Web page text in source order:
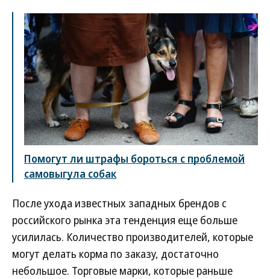
Помогут ли штрафы бороться с проблемой
самовыгула собак
После ухода известных западных брендов с
российского рынка эта тенденция еще больше
усилилась. Количество производителей, которые
могут делать корма по заказу, достаточно
небольшое. Торговые марки, которые раньше